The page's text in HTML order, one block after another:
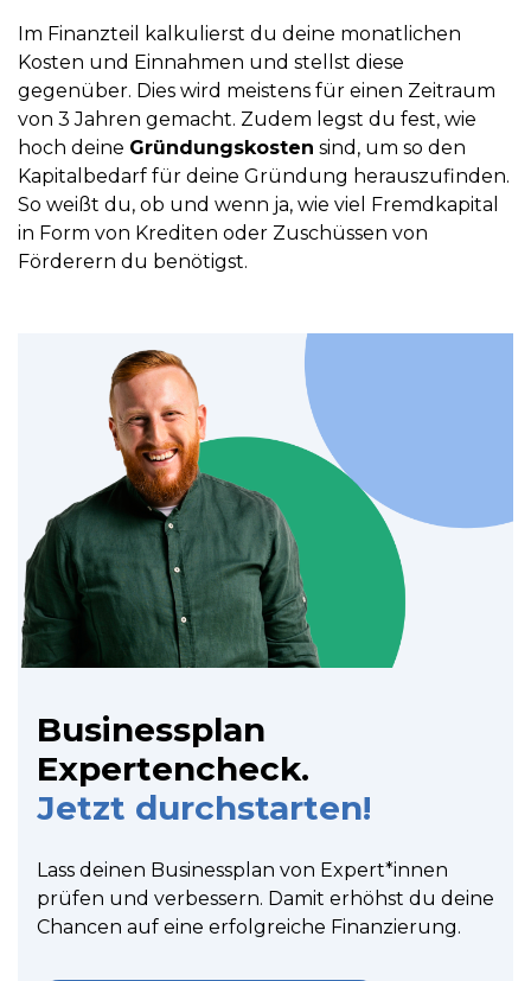
Im Finanzteil kalkulierst du deine monatlichen
Kosten und Einnahmen und stellst diese
gegenüber. Dies wird meistens für einen Zeitraum
von 3 Jahren gemacht. Zudem legst du fest, wie
hoch deine Gründungskosten sind, um so den
Kapitalbedarf für deine Gründung herauszufinden.
So weißt du, ob und wenn ja, wie viel Fremdkapital
in Form von Krediten oder Zuschüssen von
Förderern du benötigst.
Businessplan
Expertencheck.
Jetzt durchstarten!
Lass deinen Businessplan von Expert*innen
prüfen und verbessern. Damit erhöhst du deine
Chancen auf eine erfolgreiche Finanzierung.